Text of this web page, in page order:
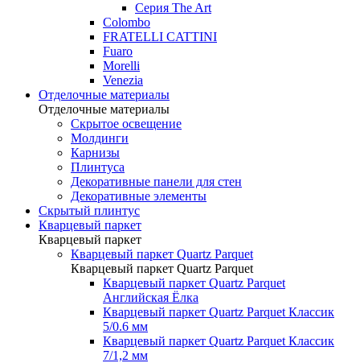
Серия The Art
Colombo
FRATELLI CATTINI
Fuaro
Morelli
Venezia
Отделочные материалы
Отделочные материалы
Скрытое освещение
Молдинги
Карнизы
Плинтуса
Декоративные панели для стен
Декоративные элементы
Скрытый плинтус
Кварцевый паркет
Кварцевый паркет
Кварцевый паркет Quartz Parquet
Кварцевый паркет Quartz Parquet
Кварцевый паркет Quartz Parquet
Английская Ёлка
Кварцевый паркет Quartz Parquet Классик
5/0.6 мм
Кварцевый паркет Quartz Parquet Классик
7/1,2 мм